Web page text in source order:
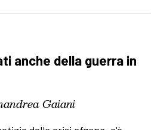
anche della guerra in
Gaiani